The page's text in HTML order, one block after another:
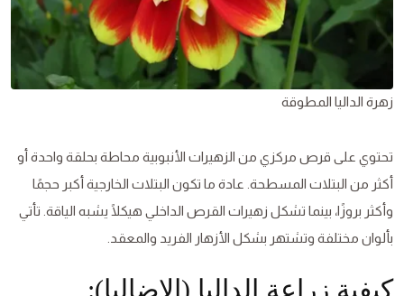
زهرة الداليا المطوقة
تحتوي على قرص مركزي من الزهيرات الأنبوبية محاطة بحلقة واحدة أو
أكثر من البتلات المسطحة. عادة ما تكون البتلات الخارجية أكبر حجمًا
وأكثر بروزًا، بينما تشكل زهيرات القرص الداخلي هيكلًا يشبه الياقة. تأتي
بألوان مختلفة وتشتهر بشكل الأزهار الفريد والمعقد.
كيفية زراعة الداليا (الاضاليا):